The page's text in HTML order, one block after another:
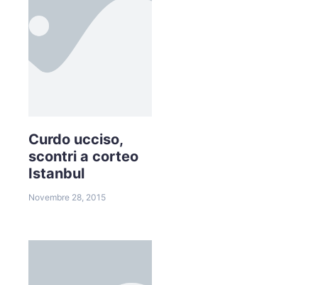
Curdo ucciso,
scontri a corteo
Istanbul
Novembre 28, 2015